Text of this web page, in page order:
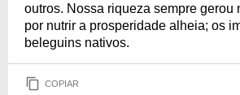
outros. Nossa riqueza sempre gerou
por nutrir a prosperidade alheia; os
beleguins nativos.
COPIAR